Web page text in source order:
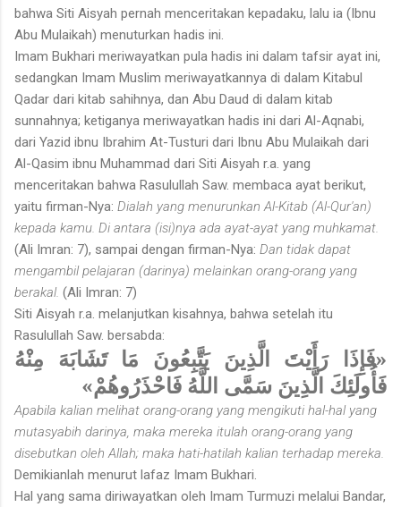
bahwa Siti Aisyah pernah menceritakan kepadaku, lalu ia (Ibnu
Abu Mulaikah) menuturkan hadis ini.
Imam Bukhari meriwayatkan pula hadis ini dalam tafsir ayat ini,
sedangkan Imam Muslim meriwayatkannya di dalam Kitabul
Qadar dari kitab sahihnya, dan Abu Daud di dalam kitab
sunnahnya; ketiganya meriwayatkan hadis ini dari Al-Aqnabi,
dari Yazid ibnu Ibrahim At-Tusturi dari Ibnu Abu Mulaikah dari
Al-Qasim ibnu Muhammad dari Siti Aisyah r.a. yang
menceritakan bahwa Rasulullah Saw. membaca ayat berikut,
yaitu firman-Nya: Dialah yang menurunkan Al-Kitab (Al-Qur'an)
kepada kamu. Di antara (isi)nya ada ayat-ayat yang muhkamat.
(Ali Imran: 7), sampai dengan firman-Nya: Dan tidak dapat
mengambil pelajaran (darinya) melainkan orang-orang yang
berakal. (Ali Imran: 7)
Siti Aisyah r.a. melanjutkan kisahnya, bahwa setelah itu
Rasulullah Saw. bersabda:
«فَإِذَا رَأَيْتَ الَّذِينَ يَتَّبِعُونَ مَا تَشَابَهَ مِنْهُ
فَأُولَئِكَ الَّذِينَ سَمَّى اللَّهُ فَاحْذَرُوهُمْ»
Apabila kalian melihat orang-orang yang mengikuti hal-hal yang
mutasyabih darinya, maka mereka itulah orang-orang yang
disebutkan oleh Allah; maka hati-hatilah kalian terhadap mereka.
Demikianlah menurut lafaz Imam Bukhari.
Hal yang sama diriwayatkan oleh Imam Turmuzi melalui Bandar,